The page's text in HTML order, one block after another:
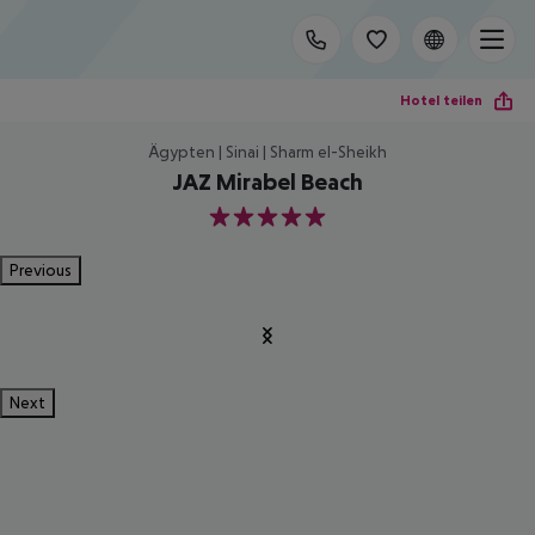
Hotel teilen
Ägypten | Sinai | Sharm el-Sheikh
JAZ Mirabel Beach
5
Previous
Next